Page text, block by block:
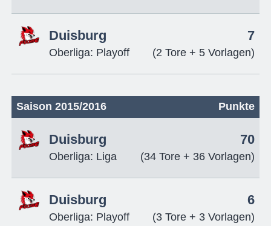
Duisburg
Oberliga: Playoff
7
(2 Tore + 5 Vorlagen)
Saison 2015/2016 Punkte
Duisburg
Oberliga: Liga
70
(34 Tore + 36 Vorlagen)
Duisburg
Oberliga: Playoff
6
(3 Tore + 3 Vorlagen)